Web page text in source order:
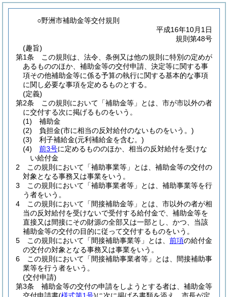
○野洲市補助金等交付規則
平成16年10月1日
規則第48号
(趣旨)
第1条
この規則は、法令、条例又は他の規則に特別の定めが
あるもののほか、補助金等の交付申請、決定等に関する事
項その他補助金等に係る予算の執行に関する基本的な事項
に関し必要な事項を定めるものとする。
(定義)
第2条
この規則において「補助金等」とは、市が市以外の者
に交付する次に掲げるものをいう。
(1)
補助金
(2)
負担金(市に相当の反対給付のないものをいう。)
(3)
利子補給金(元利補給金を含む。)
(4)
前3号に定めるもののほか、相当の反対給付を受けな
い給付金
2
この規則において「補助事業等」とは、補助金等の交付の
対象となる事務又は事業をいう。
3
この規則において「補助事業者等」とは、補助事業等を行
う者をいう。
4
この規則において「間接補助金等」とは、市以外の者が相
当の反対給付を受けないで受付する給付金で、補助金等を
直接又は間接にその財源の全部又は一部とし、かつ、当該
補助金等の交付の目的に従って交付するものをいう。
5
この規則において「間接補助事業等」とは、 前項の給付金
の交付の対象となる事務又は事業をいう。
6
この規則において「間接補助事業者等」とは、間接補助事
業等を行う者をいう。
(交付申請)
第3条
補助金等の交付の申請をしようとする者は、補助金等